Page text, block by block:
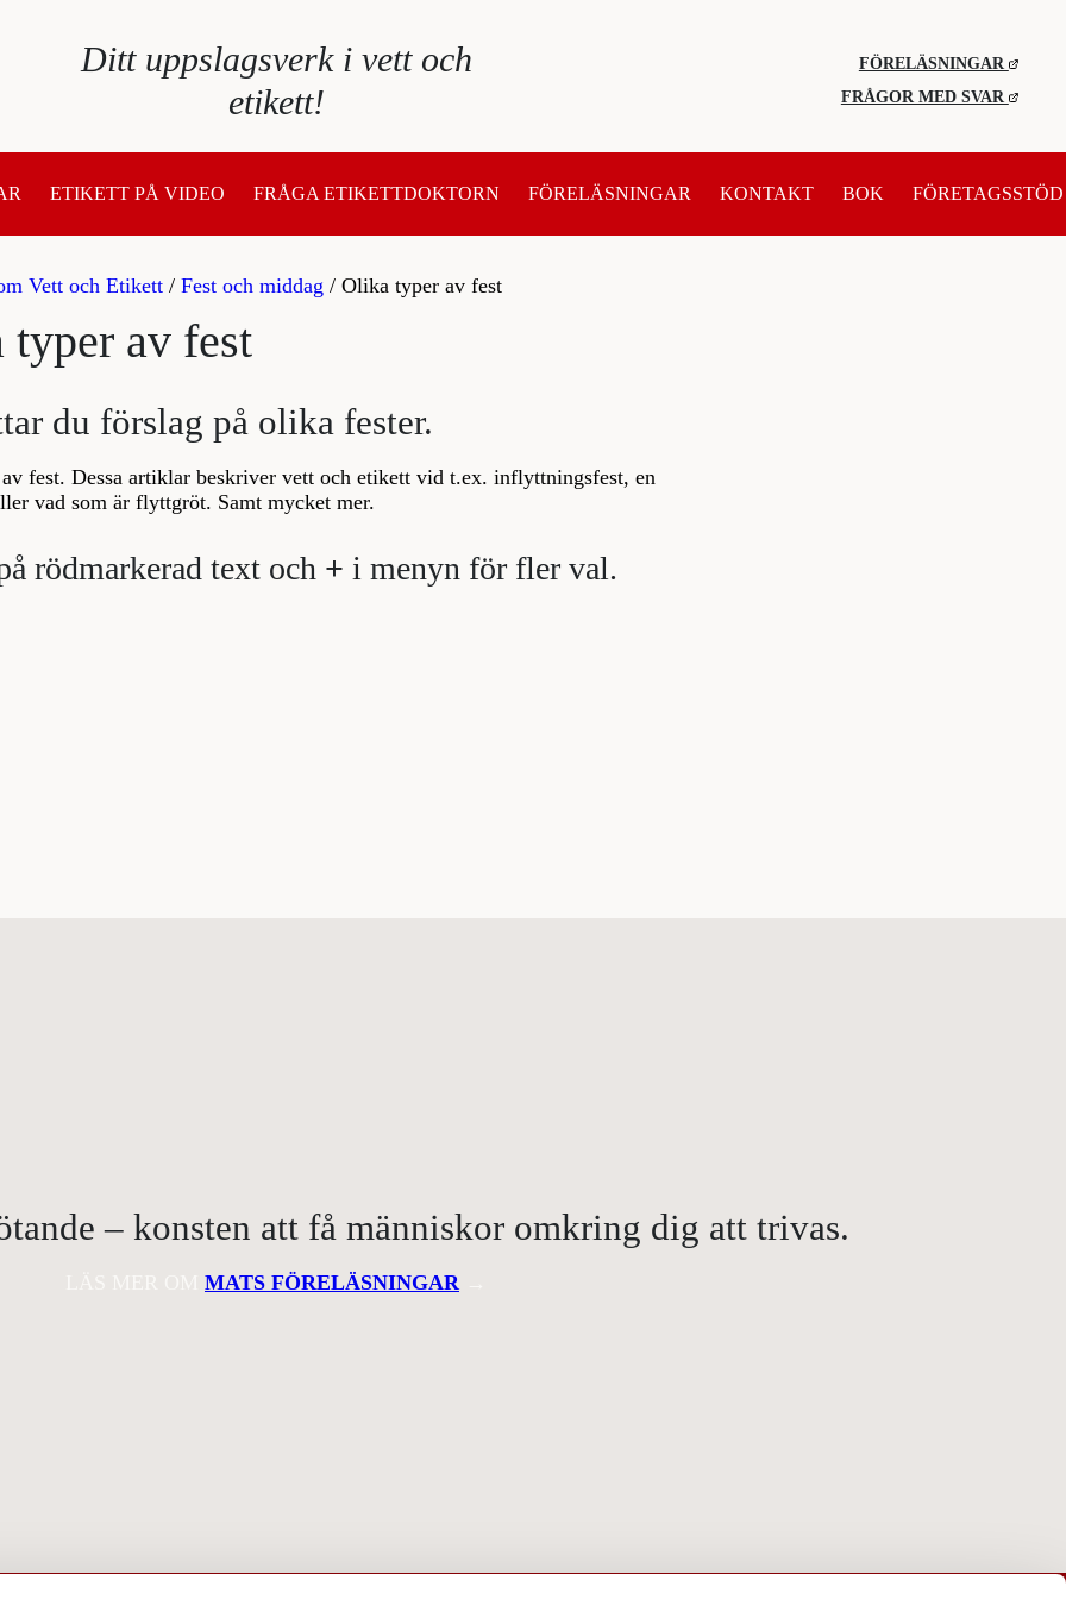
Ditt uppslagsverk i vett och
etikett!
FÖRELÄSNINGAR
FRÅGOR MED SVAR
ETIKETT PÅ VIDEO FRÅGA ETIKETTDOKTORN FÖRELÄSNINGAR KONTAKT BOK FÖRETAGSSTÖD
Vett och Etikett / Fest och middag / Olika typer av fest
typer av fest
du förslag på olika fester.
fest. Dessa artiklar beskriver vett och etikett vid t.ex. inflyttningsfest, en
vad som är flyttgröt. Samt mycket mer.
rödmarkerad text och + i menyn för fler val.
– konsten att få människor omkring dig att trivas.
MATS FÖRELÄSNINGAR